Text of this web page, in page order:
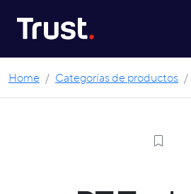
Home / Categorías de productos /